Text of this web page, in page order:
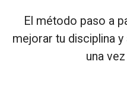
El método paso a
mejorar tu disciplina
una